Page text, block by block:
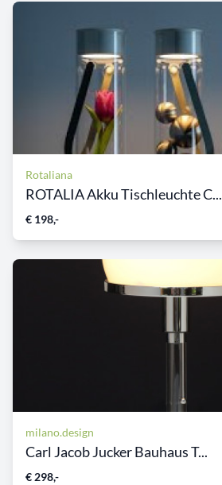
Rotaliana
ROTALIA Akku Tischleuchte C...
€ 198,-
milano.design
Carl Jacob Jucker Bauhaus T...
€ 298,-